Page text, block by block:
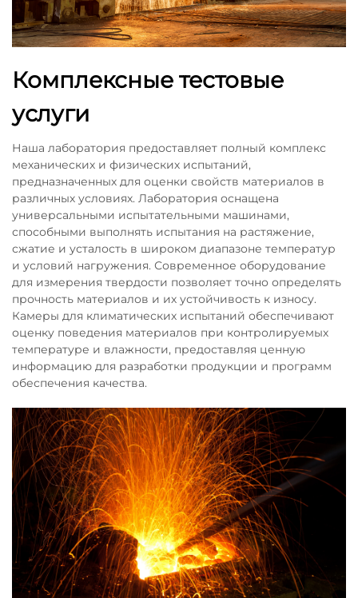
Комплексные тестовые
услуги
Наша лаборатория предоставляет полный комплекс
механических и физических испытаний,
предназначенных для оценки свойств материалов в
различных условиях. Лаборатория оснащена
универсальными испытательными машинами,
способными выполнять испытания на растяжение,
сжатие и усталость в широком диапазоне температур
и условий нагружения. Современное оборудование
для измерения твердости позволяет точно определять
прочность материалов и их устойчивость к износу.
Камеры для климатических испытаний обеспечивают
оценку поведения материалов при контролируемых
температуре и влажности, предоставляя ценную
информацию для разработки продукции и программ
обеспечения качества.